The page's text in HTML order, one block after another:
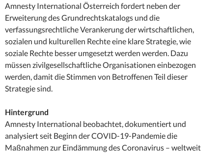
Amnesty International Österreich fordert neben der
Erweiterung des Grundrechtskatalogs und die
verfassungsrechtliche Verankerung der wirtschaftlichen,
sozialen und kulturellen Rechte eine klare Strategie, wie
soziale Rechte besser umgesetzt werden werden. Dazu
müssen zivilgesellschaftliche Organisationen einbezogen
werden, damit die Stimmen von Betroffenen Teil dieser
Strategie sind.
Hintergrund
Amnesty International beobachtet, dokumentiert und
analysiert seit Beginn der COVID-19-Pandemie die
Maßnahmen zur Eindämmung des Coronavirus – weltweit